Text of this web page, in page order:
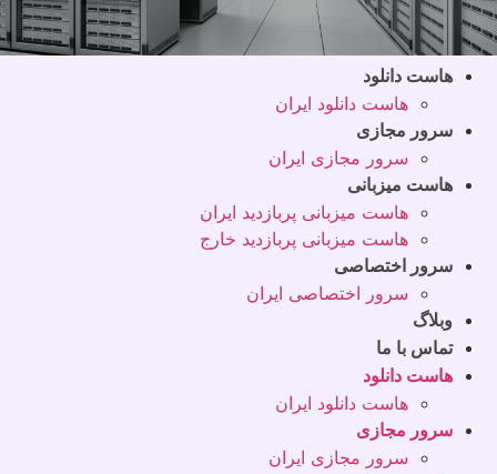
هاست دانلود
هاست دانلود ایران
سرور مجازی
سرور مجازی ایران
هاست میزبانی
هاست میزبانی پربازدید ایران
هاست میزبانی پربازدید خارج
سرور اختصاصی
سرور اختصاصی ایران
وبلاگ
تماس با ما
هاست دانلود
هاست دانلود ایران
سرور مجازی
سرور مجازی ایران